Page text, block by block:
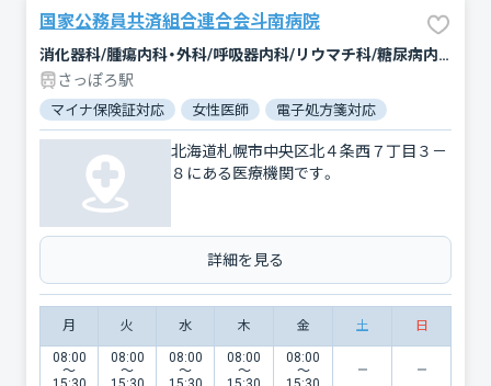
国家公務員共済組合連合会斗南病院
消化器科/腫瘍内科・外科/呼吸器内科/リウマチ科/糖尿病内科/循環器科/血液内科/内科/精神科・神経科/緩和ケア/呼吸器外科/外科/乳腺外科/心臓血管外科/整形外科/形成外科/皮膚科/泌尿器科/婦人科/眼科/耳鼻咽喉科/麻酔科/放射線科/リハビリテーション/臨床検査・病理診断/救急科
さっぽろ駅
マイナ保険証対応 女性医師 電子処方箋対応
北海道札幌市中央区北４条西７丁目３－
８にある医療機関です。
詳細を見る
月 火 水 木 金 土 日
08:00
〜
08:00
〜
08:00
〜
08:00
〜
08:00
〜